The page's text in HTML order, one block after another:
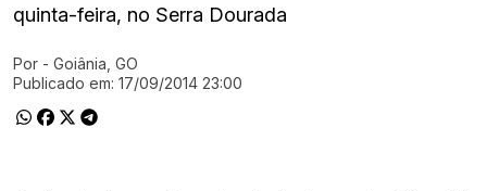
quinta-feira, no Serra Dourada
Ir direto pra matéria
Por - Goiânia, GO
Publicado em: 17/09/2014 23:00